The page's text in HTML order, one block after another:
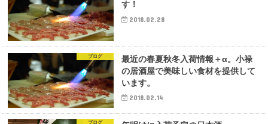
す！
2018.02.28
ブログ
最近の春夏秋冬入荷情報＋α。小禄
の居酒屋で美味しい食材を提供して
います。
2018.02.14
ブログ